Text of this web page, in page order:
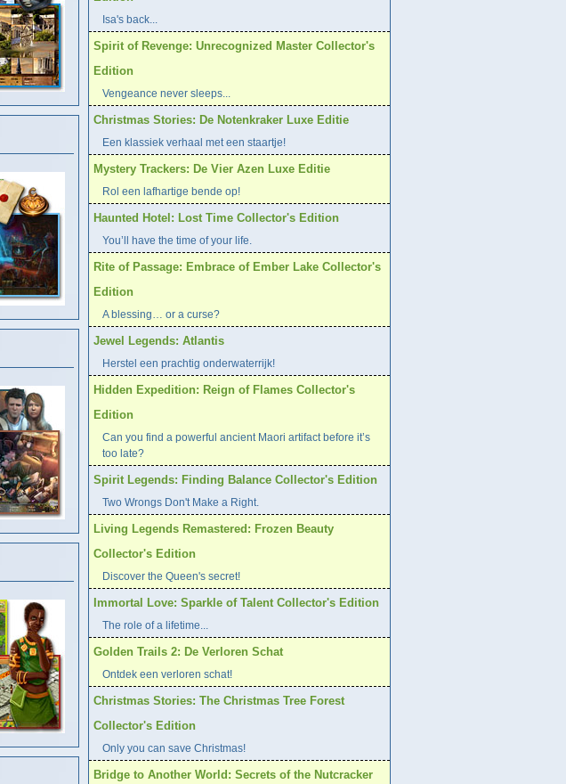
Isa's back...
Spirit of Revenge: Unrecognized Master Collector's
Edition
Vengeance never sleeps...
Christmas Stories: De Notenkraker Luxe Editie
Een klassiek verhaal met een staartje!
Mystery Trackers: De Vier Azen Luxe Editie
Rol een lafhartige bende op!
Haunted Hotel: Lost Time Collector's Edition
You’ll have the time of your life.
Rite of Passage: Embrace of Ember Lake Collector's
Edition
A blessing… or a curse?
Jewel Legends: Atlantis
Herstel een prachtig onderwaterrijk!
Hidden Expedition: Reign of Flames Collector's
Edition
Can you find a powerful ancient Maori artifact before it’s
too late?
Spirit Legends: Finding Balance Collector's Edition
Two Wrongs Don't Make a Right.
Living Legends Remastered: Frozen Beauty
Collector's Edition
Discover the Queen's secret!
Immortal Love: Sparkle of Talent Collector's Edition
The role of a lifetime...
Golden Trails 2: De Verloren Schat
Ontdek een verloren schat!
Christmas Stories: The Christmas Tree Forest
Collector's Edition
Only you can save Christmas!
Bridge to Another World: Secrets of the Nutcracker